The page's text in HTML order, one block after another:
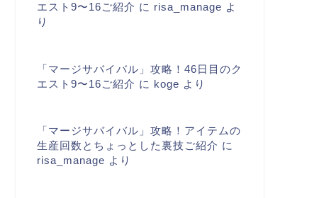
エスト9〜16ご紹介 に risa_manage よ
り
「マージサバイバル」攻略！46日目のク
エスト9〜16ご紹介 に koge より
「マージサバイバル」攻略！アイテムの
生産回数とちょっとした裏技ご紹介 に
risa_manage より